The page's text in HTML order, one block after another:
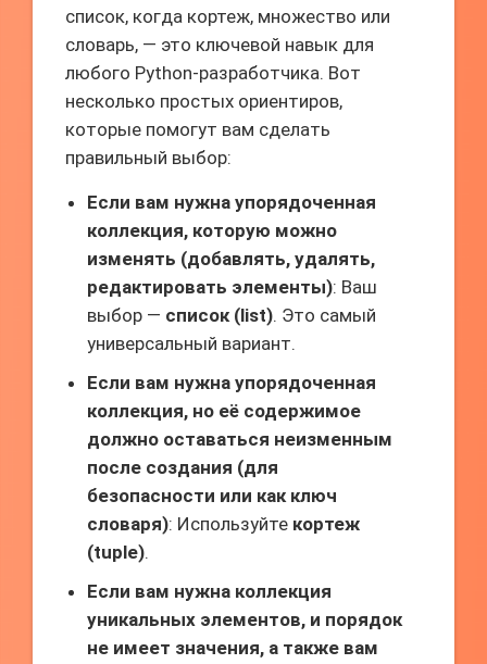
список, когда кортеж, множество или
словарь, — это ключевой навык для
любого Python-разработчика. Вот
несколько простых ориентиров,
которые помогут вам сделать
правильный выбор:
Если вам нужна упорядоченная
коллекция, которую можно
изменять (добавлять, удалять,
редактировать элементы): Ваш
выбор — список (list). Это самый
универсальный вариант.
Если вам нужна упорядоченная
коллекция, но её содержимое
должно оставаться неизменным
после создания (для
безопасности или как ключ
словаря): Используйте кортеж
(tuple).
Если вам нужна коллекция
уникальных элементов, и порядок
не имеет значения, а также вам